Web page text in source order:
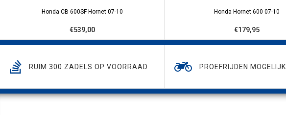
Honda CB 600SF Hornet 07-10
€539,00
Honda Hornet 600 07-10
€179,95
RUIM 300 ZADELS OP VOORRAAD PROEFRIJDEN MOGELIJK